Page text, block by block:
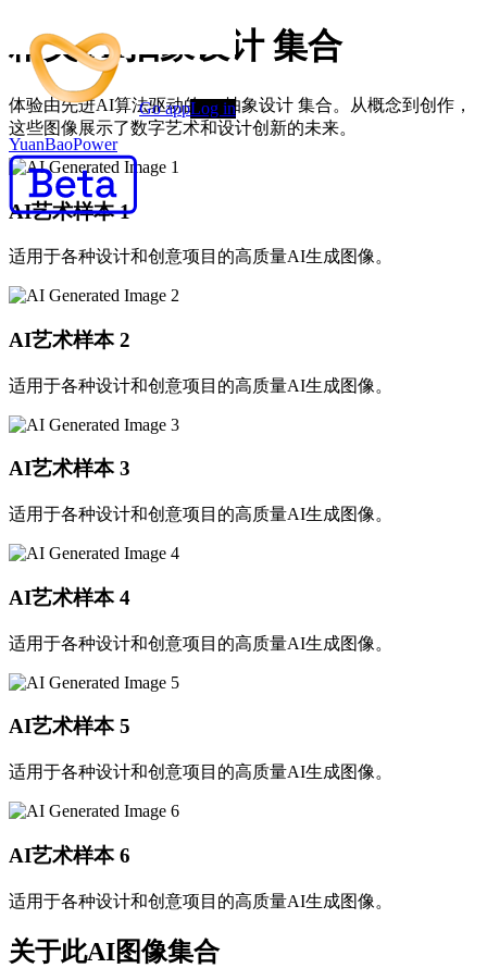
YuanBaoPower
Go appLog in
精美 AI抽象设计 集合
体验由先进AI算法驱动的 AI抽象设计 集合。从概念到创作，
这些图像展示了数字艺术和设计创新的未来。
AI艺术样本 1
适用于各种设计和创意项目的高质量AI生成图像。
AI艺术样本 2
适用于各种设计和创意项目的高质量AI生成图像。
AI艺术样本 3
适用于各种设计和创意项目的高质量AI生成图像。
AI艺术样本 4
适用于各种设计和创意项目的高质量AI生成图像。
AI艺术样本 5
适用于各种设计和创意项目的高质量AI生成图像。
AI艺术样本 6
适用于各种设计和创意项目的高质量AI生成图像。
关于此AI图像集合